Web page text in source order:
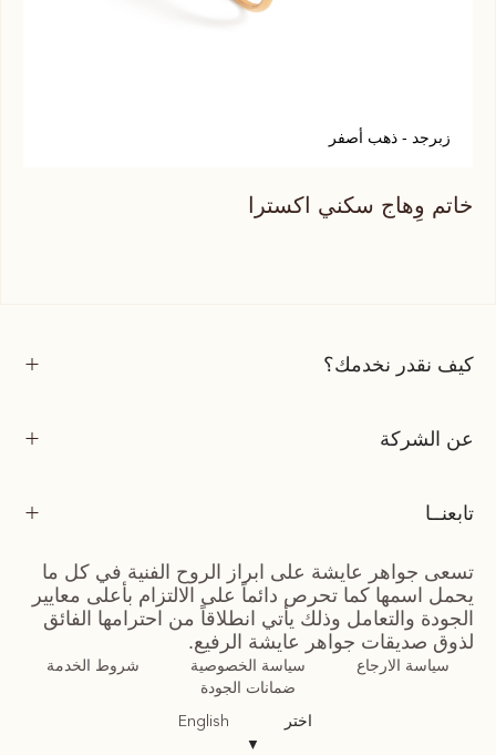
زبرجد - ذهب أصفر
خاتم وِهاج سكني اكسترا
كيف نقدر نخدمك؟
عن الشركة
تابعنــا
تسعى جواهر عايشة على ابراز الروح الفنية في كل ما
يحمل اسمها كما تحرص دائماً على الالتزام بأعلى معايير
الجودة والتعامل وذلك يأتي انطلاقاً من احترامها الفائق
لذوق صديقات جواهر عايشة الرفيع.
سياسة الارجاع سياسة الخصوصية
شروط الخدمة
ضمانات الجودة
اختر
▼
English